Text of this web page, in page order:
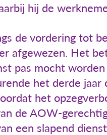
hij de
de vordering tot
afgewezen. Het
pas mocht
het derde
het
de AOW-
een slapend